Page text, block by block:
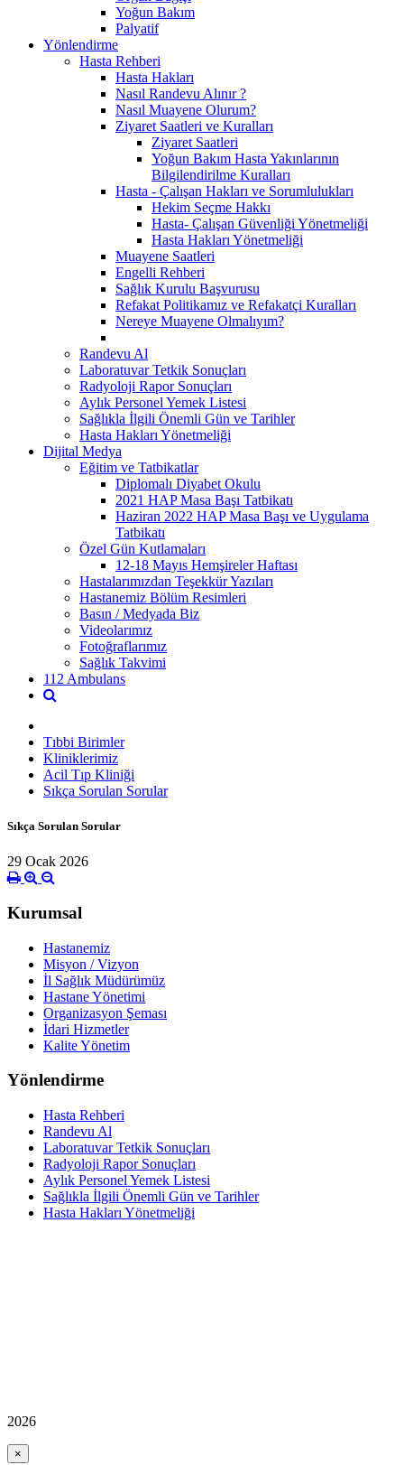
Yoğun Bakım
Palyatif
Yönlendirme
Hasta Rehberi
Hasta Hakları
Nasıl Randevu Alınır ?
Nasıl Muayene Olurum?
Ziyaret Saatleri ve Kuralları
Ziyaret Saatleri
Yoğun Bakım Hasta Yakınlarının
Bilgilendirilme Kuralları
Hasta - Çalışan Hakları ve Sorumlulukları
Hekim Seçme Hakkı
Hasta- Çalışan Güvenliği Yönetmeliği
Hasta Hakları Yönetmeliği
Muayene Saatleri
Engelli Rehberi
Sağlık Kurulu Başvurusu
Refakat Politikamız ve Refakatçi Kuralları
Nereye Muayene Olmalıyım?
Randevu Al
Laboratuvar Tetkik Sonuçları
Radyoloji Rapor Sonuçları
Aylık Personel Yemek Listesi
Sağlıkla İlgili Önemli Gün ve Tarihler
Hasta Hakları Yönetmeliği
Dijital Medya
Eğitim ve Tatbikatlar
Diplomalı Diyabet Okulu
2021 HAP Masa Başı Tatbikatı
Haziran 2022 HAP Masa Başı ve Uygulama
Tatbikatı
Özel Gün Kutlamaları
12-18 Mayıs Hemşireler Haftası
Hastalarımızdan Teşekkür Yazıları
Hastanemiz Bölüm Resimleri
Basın / Medyada Biz
Videolarımız
Fotoğraflarımız
Sağlık Takvimi
112 Ambulans
Tıbbi Birimler
Kliniklerimiz
Acil Tıp Kliniği
Sıkça Sorulan Sorular
Sıkça Sorulan Sorular
29 Ocak 2026
Kurumsal
Hastanemiz
Misyon / Vizyon
İl Sağlık Müdürümüz
Hastane Yönetimi
Organizasyon Şeması
İdari Hizmetler
Kalite Yönetim
Yönlendirme
Hasta Rehberi
Randevu Al
Laboratuvar Tetkik Sonuçları
Radyoloji Rapor Sonuçları
Aylık Personel Yemek Listesi
Sağlıkla İlgili Önemli Gün ve Tarihler
Hasta Hakları Yönetmeliği
2026
×